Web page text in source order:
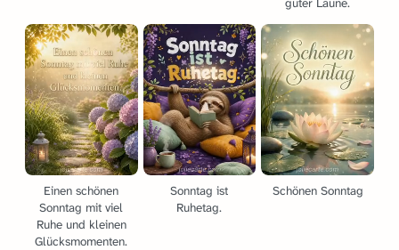
Einen schönen
Sonntag mit viel
Ruhe und kleinen
Glücksmomenten.
Sonntag ist
Ruhetag.
Schönen Sonntag